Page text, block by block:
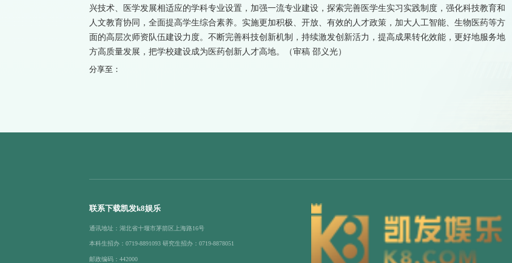
兴技术、医学发展相适应的学科专业设置，加强一流专业建设，探索完善医学生实习实践制度，强化科技教育和
人文教育协同，全面提高学生综合素养。实施更加积极、开放、有效的人才政策，加大人工智能、生物医药等方
面的高层次师资队伍建设力度。不断完善科技创新机制，持续激发创新活力，提高成果转化效能，更好地服务地
方高质量发展，把学校建设成为医药创新人才高地。（审稿 邵义光）
分享至：
联系下载凯发k8娱乐
通讯地址：湖北省十堰市茅箭区上海路16号
本科生招办：0719-8891093 研究生招办：0719-8878051
邮政编码：442000